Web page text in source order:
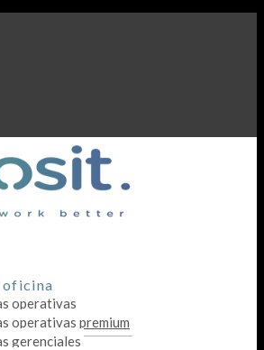
oficina
operativas
operativas premium
gerenciales